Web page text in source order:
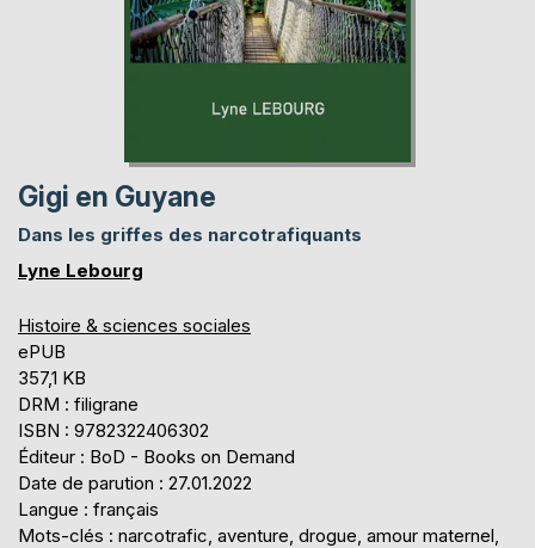
Gigi en Guyane
Dans les griffes des narcotrafiquants
Lyne Lebourg
Histoire & sciences sociales
ePUB
357,1 KB
DRM : filigrane
ISBN : 9782322406302
Éditeur : BoD - Books on Demand
Date de parution : 27.01.2022
Langue : français
Mots-clés : narcotrafic, aventure, drogue, amour maternel,